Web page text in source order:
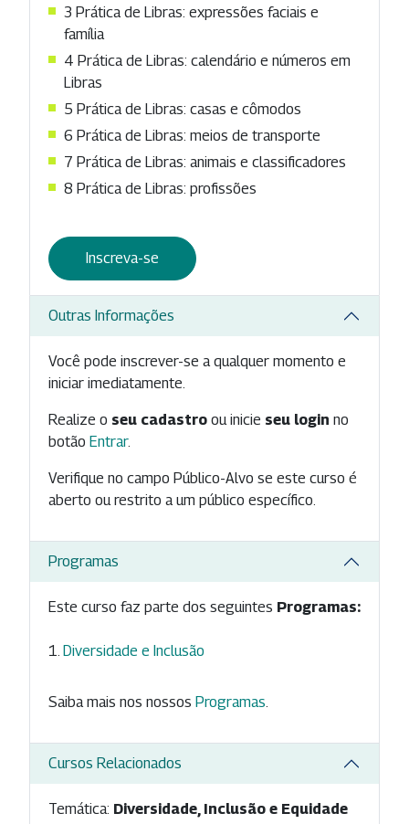
3 Prática de Libras: expressões faciais e
família
4 Prática de Libras: calendário e números em
Libras
5 Prática de Libras: casas e cômodos
6 Prática de Libras: meios de transporte
7 Prática de Libras: animais e classificadores
8 Prática de Libras: profissões
Inscreva-se
Outras Informações
Você pode inscrever-se a qualquer momento e
iniciar imediatamente.
Realize o seu cadastro ou inicie seu login no
botão Entrar.
Verifique no campo Público-Alvo se este curso é
aberto ou restrito a um público específico.
Programas
Este curso faz parte dos seguintes Programas:
Diversidade e Inclusão
Saiba mais nos nossos Programas
Cursos Relacionados
Temática: Diversidade, Inclusão e Equidade